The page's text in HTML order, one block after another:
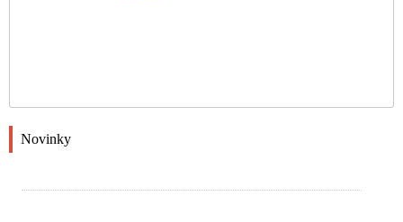
Novinky